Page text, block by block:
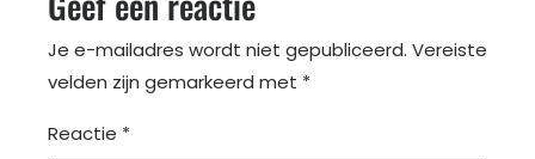
Je e-mailadres wordt niet gepubliceerd. Vereiste
velden zijn gemarkeerd met *
Reactie *